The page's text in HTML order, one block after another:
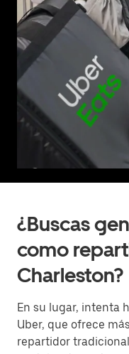
¿Buscas
como
Charleston?
En su lugar, intenta
Uber, que ofrece
repartidor